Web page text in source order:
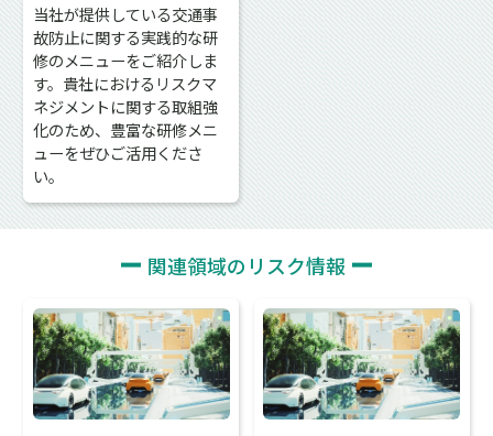
当社が提供している交通事
故防止に関する実践的な研
修のメニューをご紹介しま
す。貴社におけるリスクマ
ネジメントに関する取組強
化のため、豊富な研修メニ
ューをぜひご活用くださ
い。
関連領域のリスク情報